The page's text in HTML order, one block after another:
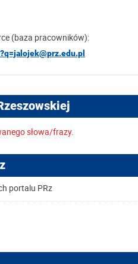
(baza pracowników):
słowa/frazy.
portalu PRz